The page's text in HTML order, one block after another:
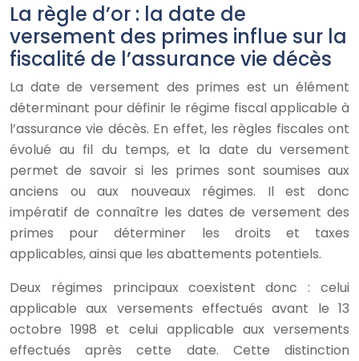
La règle d’or : la date de
versement des primes influe sur la
fiscalité de l’assurance vie décès
La date de versement des primes est un élément
déterminant pour définir le régime fiscal applicable à
l’assurance vie décès. En effet, les règles fiscales ont
évolué au fil du temps, et la date du versement
permet de savoir si les primes sont soumises aux
anciens ou aux nouveaux régimes. Il est donc
impératif de connaître les dates de versement des
primes pour déterminer les droits et taxes
applicables, ainsi que les abattements potentiels.
Deux régimes principaux coexistent donc : celui
applicable aux versements effectués avant le 13
octobre 1998 et celui applicable aux versements
effectués après cette date. Cette distinction